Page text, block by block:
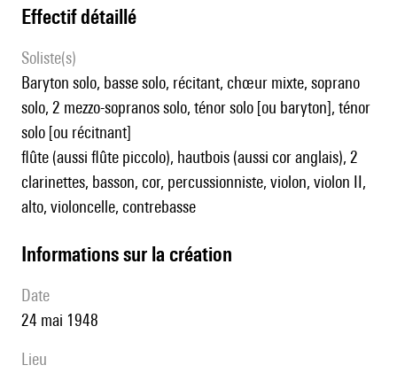
effectif détaillé
Soliste(s)
baryton solo, basse solo, récitant, chœur mixte, soprano
solo, 2 mezzo-sopranos solo, ténor solo [ou baryton], ténor
solo [ou récitnant]
flûte (aussi flûte piccolo), hautbois (aussi cor anglais), 2
clarinettes, basson, cor, percussionniste, violon, violon II,
alto, violoncelle, contrebasse
informations sur la création
date
24 mai 1948
lieu